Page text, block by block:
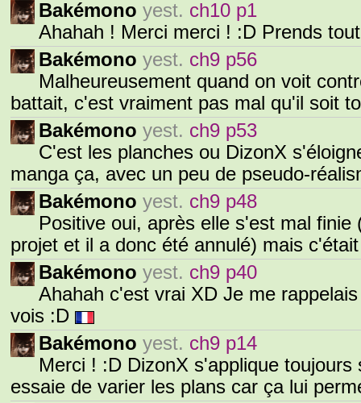
Bakémono yest. ch10 p1
Ahahah ! Merci merci ! :D Prends
Bakémono yest. ch9 p56
Malheureusement quand on voit
battait, c'est vraiment pas mal qu'il soit
Bakémono yest. ch9 p53
C'est les planches ou DizonX
manga ça, avec un peu de pseudo-
Bakémono yest. ch9 p48
Positive oui, après elle s'est mal
projet et il a donc été annulé) mais
Bakémono yest. ch9 p40
Ahahah c'est vrai XD Je me
vois :D
Bakémono yest. ch9 p14
Merci ! :D DizonX s'applique
essaie de varier les plans car ça lui